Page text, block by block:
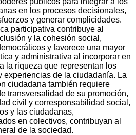
en los procesos decisionales,
y generar complicidades.
participativa contribuye al
y la cohesión social,
y favorece una mayor
y administrativa al incorporar en
la riqueza que representan los
experiencias de la ciudadanía. La
ciudadana también requiere
transversalidad de su promoción,
civil y corresponsabilidad social,
y las ciudadanas,
en colectivos, contribuyan al
de la sociedad.